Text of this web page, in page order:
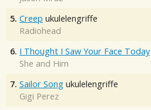
5. Creep ukulelengriffe
Radiohead
6. I Thought I Saw Your Face Today
She and Him
7. Sailor Song ukulelengriffe
Gigi Perez